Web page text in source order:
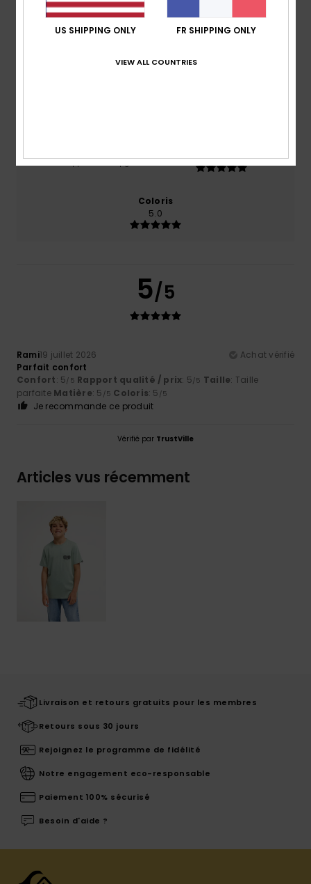
5.0
Coloris
5.0
5/5
Rami19 juillet 2026
Achat vérifié
Parfait confort
Confort: 5/5 Rapport qualité / prix: 5/5 Taille: Taille
parfaite Matière: 5 /5 Coloris: 5 /5
Je recommande ce produit
Vérifié par TrustVille
Articles vus récemment
Livraison et retours gratuits pour les membres
Retours sous 30 jours
Rejoignez le programme de fidélité
Notre engagement eco-responsable
Paiement 100% sécurisé
Besoin d'aide ?
US SHIPPING ONLY FR SHIPPING ONLY
VIEW ALL COUNTRIES